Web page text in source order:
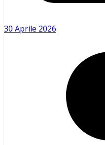
30 Aprile 2026